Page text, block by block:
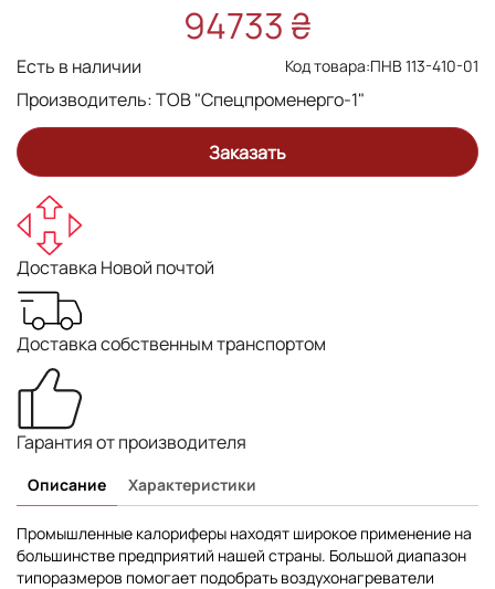
94733 ₴
Есть в наличии Код товара:ПНВ 113-410-01
Производитель:ТОВ "Спецпроменерго-1"
Заказать
Доставка Новой почтой
Доставка собственным транспортом
Гарантия от производителя
Описание Характеристики
Промышленные калориферы находят широкое применение на
большинстве предприятий нашей страны. Большой диапазон
типоразмеров помогает подобрать воздухонагреватели